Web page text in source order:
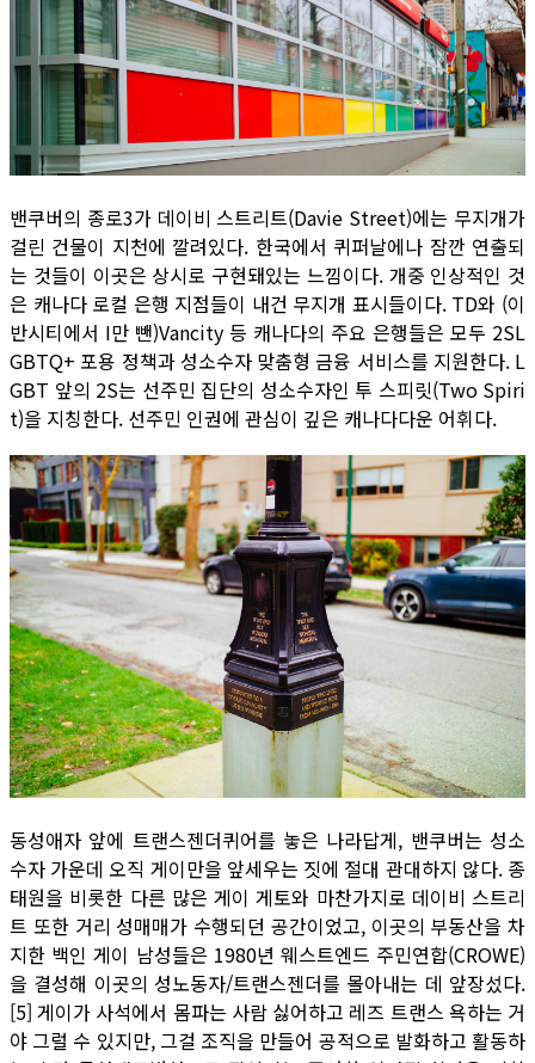
밴쿠버의 종로3가 데이비 스트리트(Davie Street)에는 무지개가
걸린 건물이 지천에 깔려있다. 한국에서 퀴퍼날에나 잠깐 연출되
는 것들이 이곳은 상시로 구현돼있는 느낌이다. 개중 인상적인 것
은 캐나다 로컬 은행 지점들이 내건 무지개 표시들이다. TD와 (이
반시티에서 I만 뺀)Vancity 등 캐나다의 주요 은행들은 모두 2SL
GBTQ+ 포용 정책과 성소수자 맞춤형 금융 서비스를 지원한다. L
GBT 앞의 2S는 선주민 집단의 성소수자인 투 스피릿(Two Spiri
t)을 지칭한다. 선주민 인권에 관심이 깊은 캐나다다운 어휘다.
동성애자 앞에 트랜스젠더퀴어를 놓은 나라답게, 밴쿠버는 성소
수자 가운데 오직 게이만을 앞세우는 짓에 절대 관대하지 않다. 종
태원을 비롯한 다른 많은 게이 게토와 마찬가지로 데이비 스트리
트 또한 거리 성매매가 수행되던 공간이었고, 이곳의 부동산을 차
지한 백인 게이 남성들은 1980년 웨스트엔드 주민연합(CROWE)
을 결성해 이곳의 성노동자/트랜스젠더를 몰아내는 데 앞장섰다.
[5] 게이가 사석에서 몸파는 사람 싫어하고 레즈 트랜스 욕하는 거
야 그럴 수 있지만, 그걸 조직을 만들어 공적으로 발화하고 활동하